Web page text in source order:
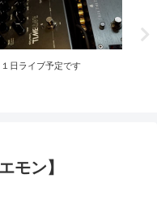
１日ライブ予定です
モン】